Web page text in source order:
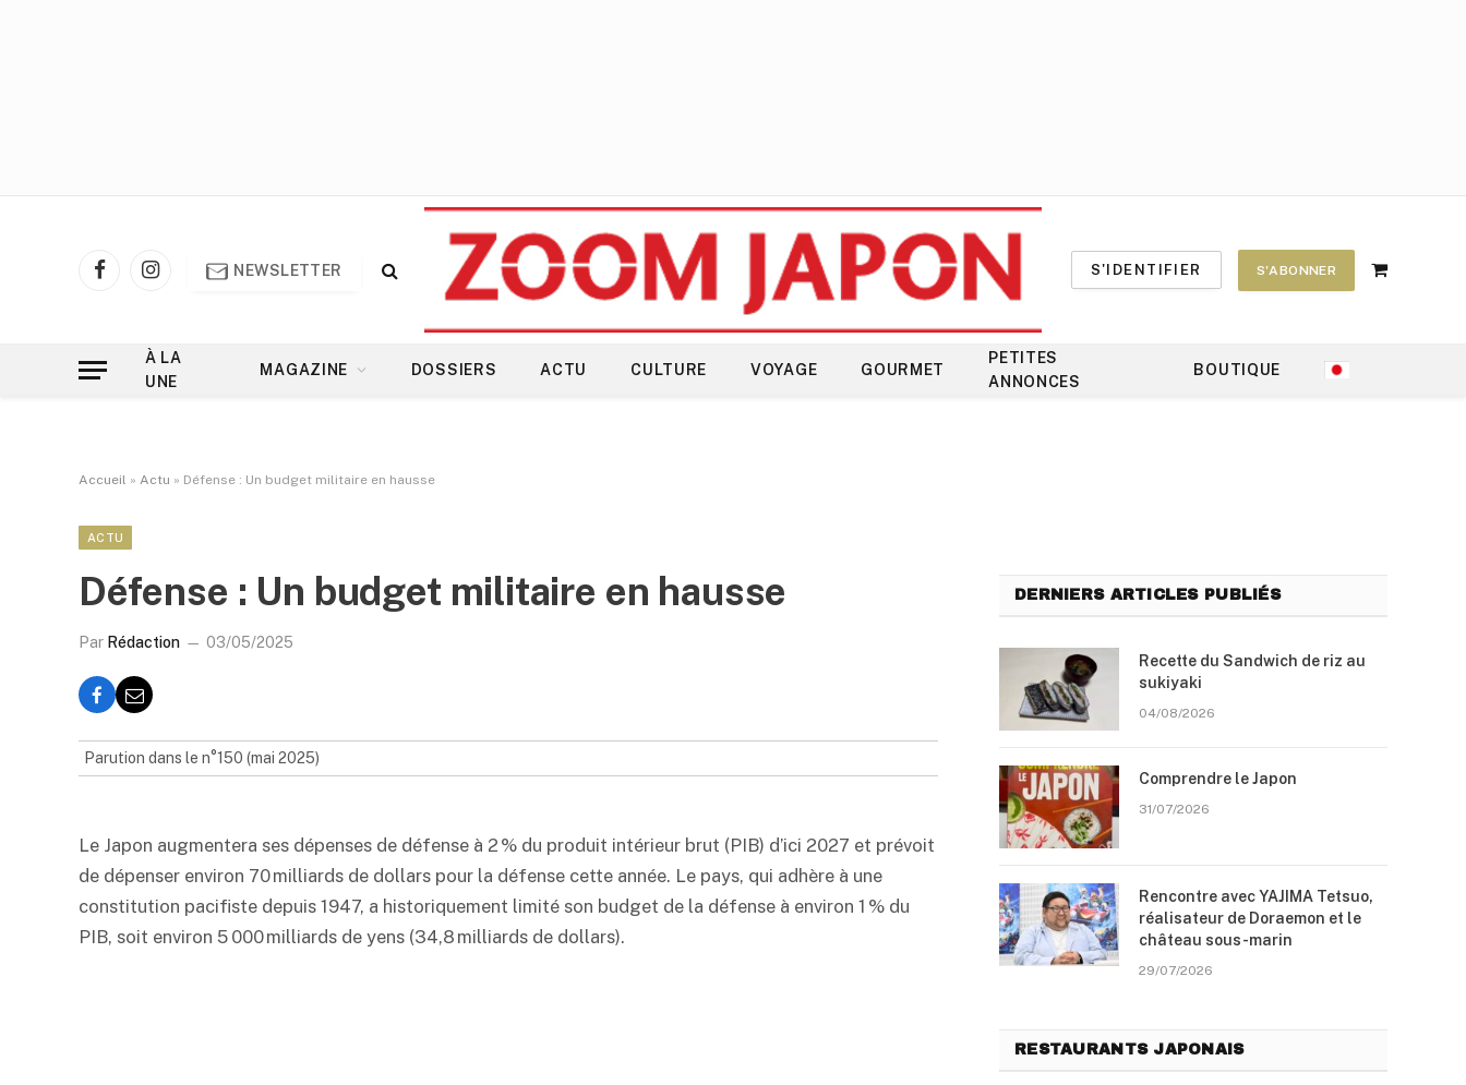
FacebookInstagram
NEWSLETTER S'IDENTIFIER S'ABONNER
Shopping
À LA
UNE
MAGAZINE DOSSIERS ACTU CULTURE VOYAGE GOURMET
PETITES
ANNONCES
BOUTIQUE
Accueil » Actu » Défense : Un budget militaire en hausse
ACTU
Défense : Un budget militaire en hausse
Par Rédaction 03/05/2025
Parution dans le n°150 (mai 2025)
Le Japon augmentera ses dépenses de défense à 2 % du produit intérieur brut (PIB) d’ici 2027 et prévoit
de dépenser environ 70 milliards de dollars pour la défense cette année. Le pays, qui adhère à une
constitution pacifiste depuis 1947, a historiquement limité son budget de la défense à environ 1 % du
PIB, soit environ 5 000 milliards de yens (34,8 milliards de dollars).
DERNIERS ARTICLES PUBLIÉS
Recette du Sandwich de riz au
sukiyaki
04/08/2026
Comprendre le Japon
31/07/2026
Rencontre avec YAJIMA Tetsuo,
réalisateur de Doraemon et le
château sous-marin
29/07/2026
RESTAURANTS JAPONAIS